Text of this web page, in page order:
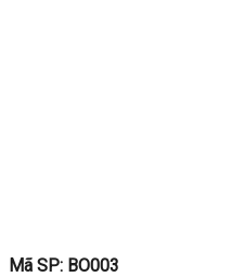
Mã SP: BO003